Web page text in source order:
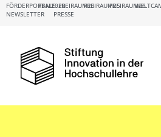
NEWSLETTER PRESSE
FÖRDERPORTALE:
FBM2020FREIRAUM23FREIRAUM25FREIRAUM26